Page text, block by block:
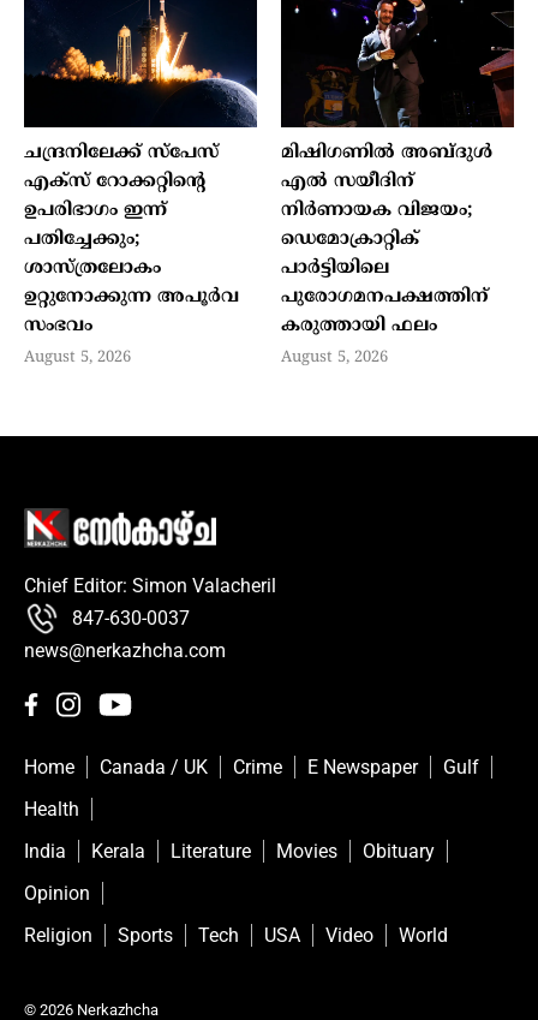
ചന്ദ്രനിലേക്ക് സ്പേസ്
എക്സ് റോക്കറ്റിന്റെ
ഉപരിഭാഗം ഇന്ന്
പതിച്ചേക്കും;
ശാസ്ത്രലോകം
ഉറ്റുനോക്കുന്ന അപൂർവ
സംഭവം
August 5, 2026
മിഷിഗണിൽ അബ്‍ദുൾ
എൽ സയീദിന്
നിർണായക വിജയം;
ഡെമോക്രാറ്റിക്
പാർട്ടിയിലെ
പുരോഗമനപക്ഷത്തിന്
കരുത്തായി ഫലം
August 5, 2026
Chief Editor: Simon Valacheril
847-630-0037
news@nerkazhcha.com
Home Canada / UK Crime E Newspaper
Gulf
Health
India
Kerala Literature Movies
Obituary
Opinion
Religion
Sports Tech USA Video World
© 2026 Nerkazhcha